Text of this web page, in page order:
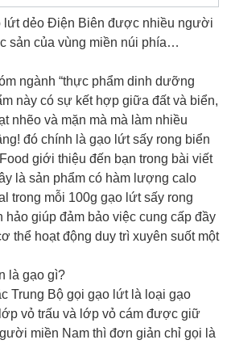
lứt dẻo Điện Biên được nhiều người
sản của vùng miền núi phía…
ngành “thực phẩm dinh dưỡng
này có sự kết hợp giữa đất và biển,
nhẽo và mặn mà mà làm nhiều
đó chính là gạo lứt sấy rong biển
giới thiệu đến bạn trong bài viết
là sản phẩm có hàm lượng calo
trong mỗi 100g gạo lứt sấy rong
hảo giúp đảm bảo việc cung cấp đầy
thể hoạt động duy trì xuyên suốt một
là gạo gì?
Trung Bộ gọi gạo lứt là loại gạo
vỏ trấu và lớp vỏ cám được giữ
miền Nam thì đơn giản chỉ gọi là